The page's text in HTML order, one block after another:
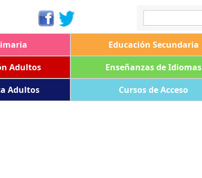
Educación Secundaria
Adultos Enseñanzas de Idiomas
Adultos Cursos de Acceso